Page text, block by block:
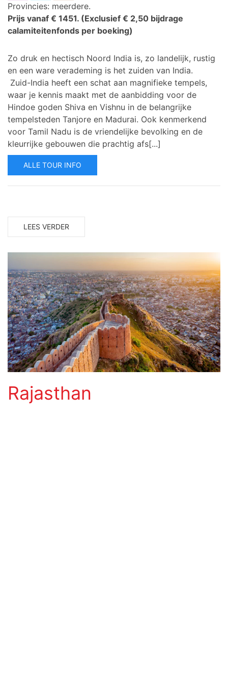
Provincies: meerdere.
Prijs vanaf € 1451. (Exclusief € 2,50 bijdrage
calamiteitenfonds per boeking)
Zo druk en hectisch Noord India is, zo landelijk, rustig
en een ware verademing is het zuiden van India.
Zuid-India heeft een schat aan magnifieke tempels,
waar je kennis maakt met de aanbidding voor de
Hindoe goden Shiva en Vishnu in de belangrijke
tempelsteden Tanjore en Madurai. Ook kenmerkend
voor Tamil Nadu is de vriendelijke bevolking en de
kleurrijke gebouwen die prachtig afs[...]
ALLE TOUR INFO
LEES VERDER
Rajasthan